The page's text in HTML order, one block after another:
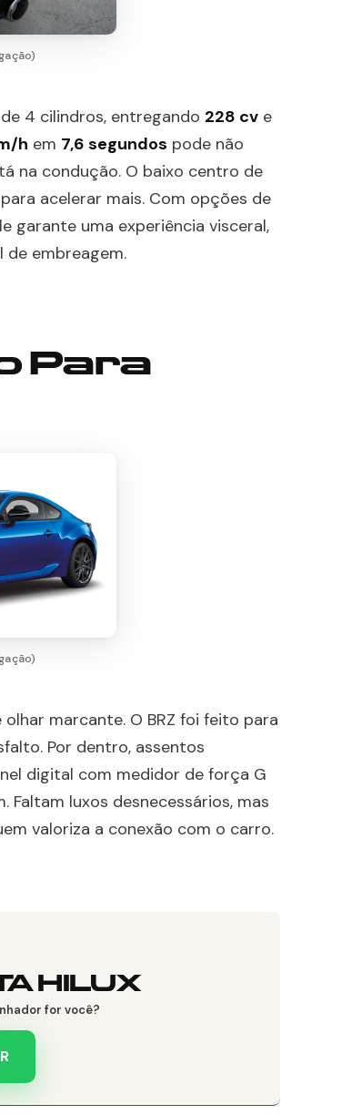
de 4 cilindros, entregando 228 cv e
h em 7,6 segundos pode não
na condução. O baixo centro de
acelerar mais. Com opções de
garante uma experiência visceral,
de embreagem.
Para
marcante. O BRZ foi feito para
Por dentro, assentos
digital com medidor de força G
luxos desnecessários, mas
valoriza a conexão com o carro.
HILUX
for você?